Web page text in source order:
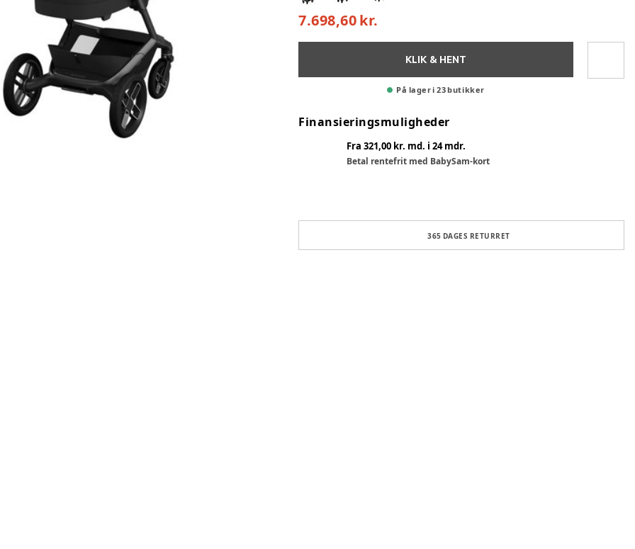
7.698,60 kr.
KLIK & HENT
På lager i 23 butikker
Finansieringsmuligheder
Fra 321,00 kr. md. i 24 mdr.
Betal rentefrit med BabySam-kort
365 DAGES RETURRET